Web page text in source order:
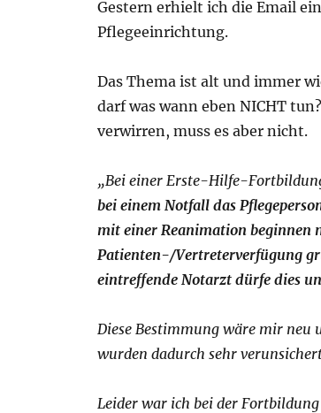
Gestern erhielt ich die Email
Pflegeeinrichtung.
Das Thema ist alt und immer
darf was wann eben NICHT
verwirren, muss es aber nicht.
„Bei einer Erste-Hilfe-
bei einem Notfall das
mit einer Reanimation beginnen
Patienten-/Vertreterverfügung
eintreffende Notarzt dürfe dies
Diese Bestimmung wäre mir
wurden dadurch sehr
Leider war ich bei der